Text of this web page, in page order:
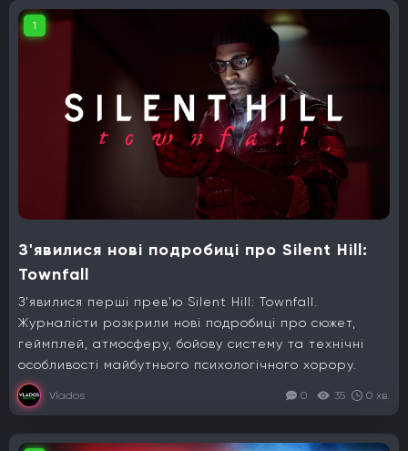
1
З'явилися нові подробиці про Silent Hill:
Townfall
З'явилися перші прев'ю Silent Hill: Townfall.
Журналісти розкрили нові подробиці про сюжет,
геймплей, атмосферу, бойову систему та технічні
особливості майбутнього психологічного хорору.
Vlados 0 35 0 хв.